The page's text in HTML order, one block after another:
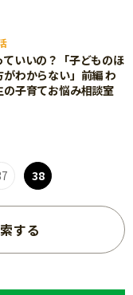
ていいの？「子どものほ
わからない」前編 わ
子育てお悩み相談室
38
する